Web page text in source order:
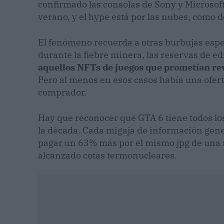
confirmado las consolas de Sony y
verano, y el hype está por las nubes, como
El fenómeno recuerda a otras burbujas
durante la fiebre minera, las reservas de
aquellos NFTs de juegos que prometían
Pero al menos en esos casos había una
comprador.
Hay que reconocer que GTA 6 tiene todos
la década. Cada migaja de información
pagar un 63% más por el mismo jpg de
alcanzado cotas termonucleares.